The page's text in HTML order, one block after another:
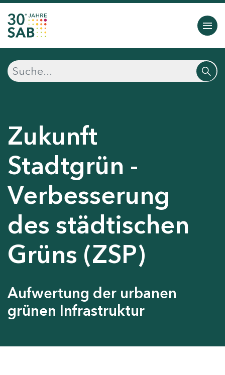
Zukunft
Stadtgrün -
Verbesserung
des städtischen
Grüns (ZSP)
Aufwertung der urbanen
grünen Infrastruktur